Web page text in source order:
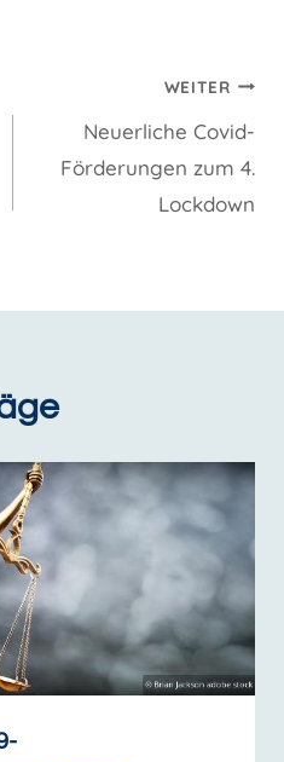
WEITER
Neuerliche Covid-
Förderungen zum 4.
Lockdown